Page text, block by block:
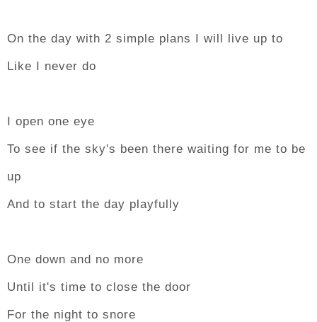
On the day with 2 simple plans I will live up to
Like I never do
I open one eye
To see if the sky's been there waiting for me to be
up
And to start the day playfully
One down and no more
Until it's time to close the door
For the night to snore